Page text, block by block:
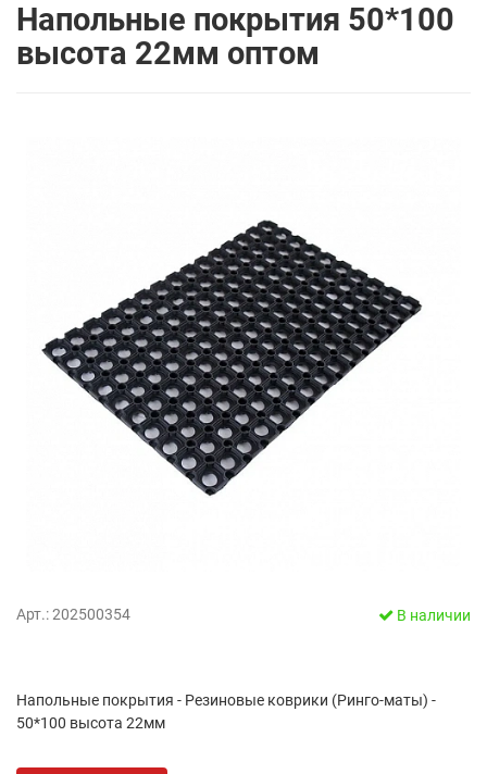
Напольные покрытия 50*100
высота 22мм оптом
Арт.: 202500354 В наличии
Напольные покрытия - Резиновые коврики (Ринго-маты) -
50*100 высота 22мм